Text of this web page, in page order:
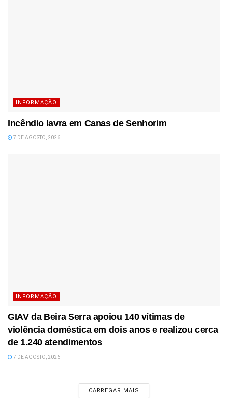
INFORMAÇÃO
Incêndio lavra em Canas de Senhorim
7 DE AGOSTO, 2026
INFORMAÇÃO
GIAV da Beira Serra apoiou 140 vítimas de
violência doméstica em dois anos e realizou cerca
de 1.240 atendimentos
7 DE AGOSTO, 2026
CARREGAR MAIS